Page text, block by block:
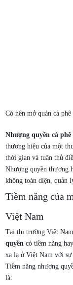
Có nên mở quán cà
Nhượng quyền cà phê
thương hiệu của một
thời gian và tuân thủ
Nhượng quyền thương
không toàn diện, quản
Tiềm năng của
Việt Nam
Tại thị trường Việt
quyền có tiềm năng
xa lạ ở Việt Nam với sự
Tiềm năng nhượng
là: